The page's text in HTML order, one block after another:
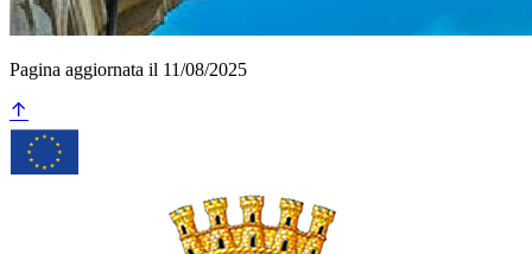
Pagina aggiornata il 11/08/2025